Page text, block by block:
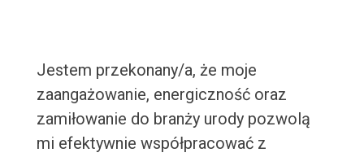
Jestem przekonany/a, że moje
zaangażowanie, energiczność oraz
zamiłowanie do branży urody pozwolą
mi efektywnie współpracować z